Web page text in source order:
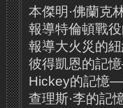
本傑明·佛蘭
報導特倫頓戰
報導大火災的
彼得凱恩的記
Hickey的記憶
查理斯·李的